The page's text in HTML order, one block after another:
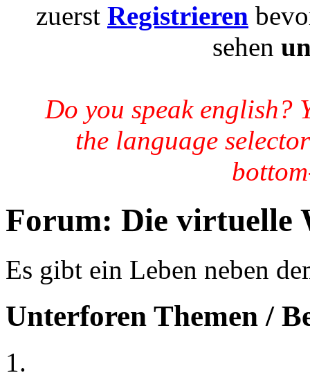
zuerst Registrieren
sehen
Do you speak english?
the language
Forum: Die virtuelle
Es gibt ein Leben neben
Unterforen Themen /